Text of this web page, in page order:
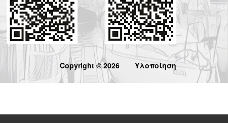
Copyright © 2026 Υλοποίηση